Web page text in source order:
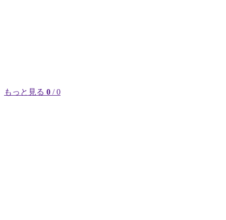
もっと見る 0 / 0